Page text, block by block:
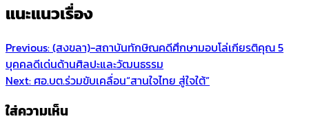
แนะแนวเรื่อง
Previous:(สงขลา)-สถาบันทักษิณคดีศึกษามอบโล่เกียรติคุณ 5
บุคคลดีเด่นด้านศิลปะและวัฒนธรรม
Next: ศอ.บต.ร่วมขับเคลื่อน“สานใจไทย สู่ใจใต้”
ใส่ความเห็น